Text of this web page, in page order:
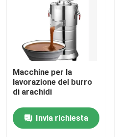
Casa
Prodotti
Su di noi
Macchine per la
lavorazione del burro
di arachidi
Invia richiesta